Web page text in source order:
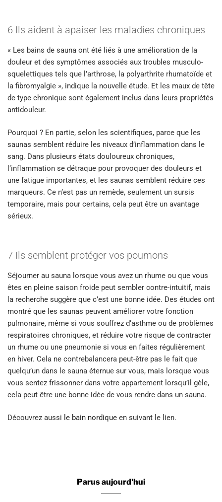
6 Ils aident à apaiser les maladies chroniques
« Les bains de sauna ont été liés à une amélioration de la
douleur et des symptômes associés aux troubles musculo-
squelettiques tels que l’arthrose, la polyarthrite rhumatoïde et
la fibromyalgie », indique la nouvelle étude. Et les maux de tête
de type chronique sont également inclus dans leurs propriétés
antidouleur.
Pourquoi ? En partie, selon les scientifiques, parce que les
saunas semblent réduire les niveaux d’inflammation dans le
sang. Dans plusieurs états douloureux chroniques,
l’inflammation se détraque pour provoquer des douleurs et
une fatigue importantes, et les saunas semblent réduire ces
marqueurs. Ce n’est pas un remède, seulement un sursis
temporaire, mais pour certains, cela peut être un avantage
sérieux.
7 Ils semblent protéger vos poumons
Séjourner au sauna lorsque vous avez un rhume ou que vous
êtes en pleine saison froide peut sembler contre-intuitif, mais
la recherche suggère que c’est une bonne idée. Des études ont
montré que les saunas peuvent améliorer votre fonction
pulmonaire, même si vous souffrez d’asthme ou de problèmes
respiratoires chroniques, et réduire votre risque de contracter
un rhume ou une pneumonie si vous en faites régulièrement
en hiver. Cela ne contrebalancera peut-être pas le fait que
quelqu’un dans le sauna éternue sur vous, mais lorsque vous
vous sentez frissonner dans votre appartement lorsqu’il gèle,
cela peut être une bonne idée de vous rendre dans un sauna.
Découvrez aussi le bain nordique en suivant le lien.
Parus aujourd'hui